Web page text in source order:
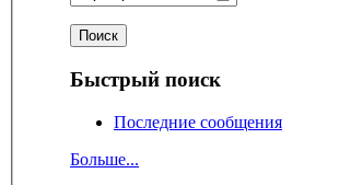
Быстрый поиск
Последние сообщения
Больше...